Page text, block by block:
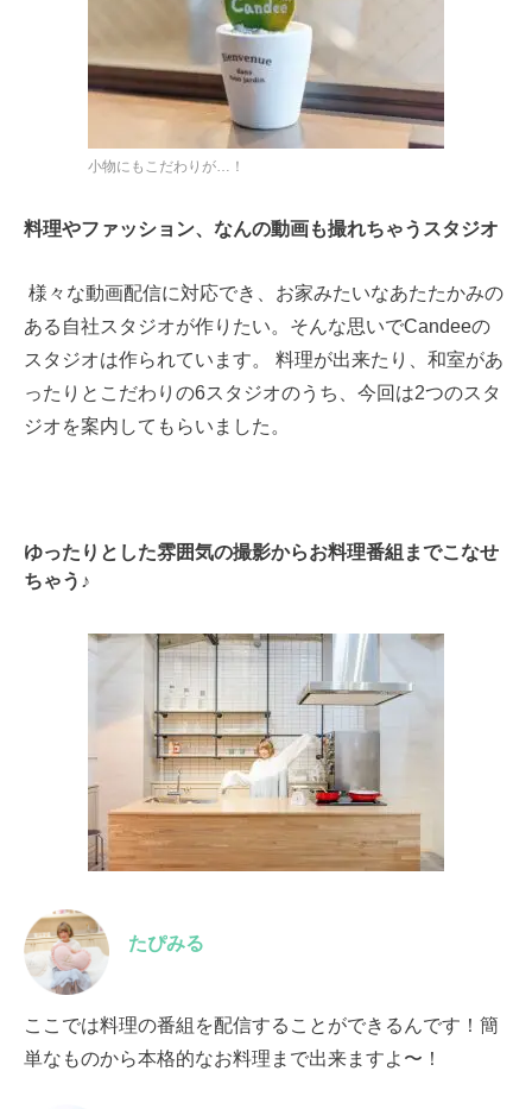
小物にもこだわりが…！
料理やファッション、なんの動画も撮れちゃうスタジオ
様々な動画配信に対応でき、お家みたいなあたたかみの
ある自社スタジオが作りたい。そんな思いでCandeeの
スタジオは作られています。 料理が出来たり、和室があ
ったりとこだわりの6スタジオのうち、今回は2つのスタ
ジオを案内してもらいました。
ゆったりとした雰囲気の撮影からお料理番組までこなせ
ちゃう♪
たぴみる
ここでは料理の番組を配信することができるんです！簡
単なものから本格的なお料理まで出来ますよ〜！